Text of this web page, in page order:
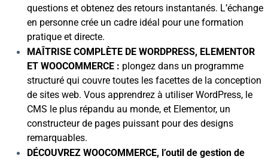
questions et obtenez des retours instantanés. L’échange
en personne crée un cadre idéal pour une formation
pratique et directe.
MAÎTRISE COMPLÈTE DE WORDPRESS, ELEMENTOR
ET WOOCOMMERCE : plongez dans un programme
structuré qui couvre toutes les facettes de la conception
de sites web. Vous apprendrez à utiliser WordPress, le
CMS le plus répandu au monde, et Elementor, un
constructeur de pages puissant pour des designs
remarquables.
DÉCOUVREZ WOOCOMMERCE, l’outil de gestion de